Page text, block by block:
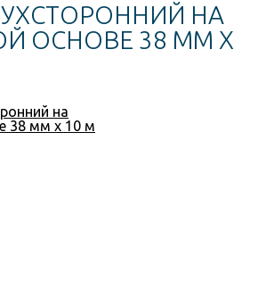
НА
ОСНОВЕ 38 ММ X